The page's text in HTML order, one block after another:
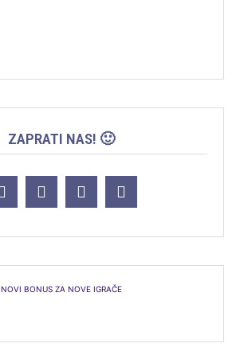
ZAPRATI NAS! 🙂
NOVI BONUS ZA NOVE IGRAČE